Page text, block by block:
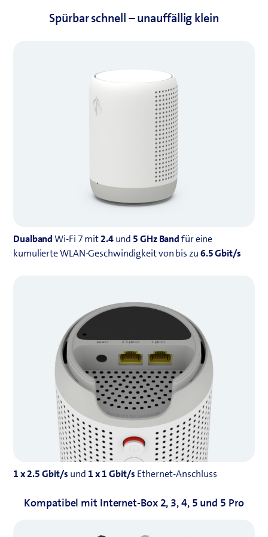
Spürbar schnell – unauffällig klein
DualbandWi-Fi 7 mit2.4und 5 GHz Bandfür eine
kumulierte WLAN-Geschwindigkeit von bis zu6.5 Gbit/s
1 x 2.5 Gbit/s und 1 x 1 Gbit/s Ethernet‑Anschluss
Kompatibel mit Internet-Box 2, 3, 4, 5 und 5 Pro